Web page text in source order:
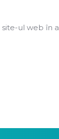
ul web în